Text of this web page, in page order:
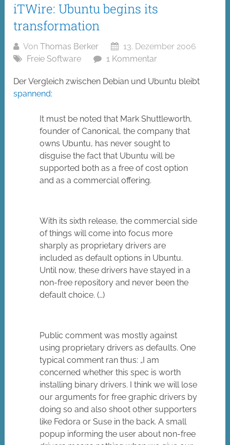
iTWire: Ubuntu begins its
transformation
VonThomas Berker
13. Dezember 2006
Freie Software
1 Kommentar
Der Vergleich zwischen Debian und Ubuntu bleibt
spannend:
It must be noted that Mark Shuttleworth,
founder of Canonical, the company that
owns Ubuntu, has never sought to
disguise the fact that Ubuntu will be
supported both as a free of cost option
and as a commercial offering.
With its sixth release, the commercial side
of things will come into focus more
sharply as proprietary drivers are
included as default options in Ubuntu.
Until now, these drivers have stayed in a
non-free repository and never been the
default choice. (…)
Public comment was mostly against
using proprietary drivers as defaults. One
typical comment ran thus: „I am
concerned whether this spec is worth
installing binary drivers. I think we will lose
our arguments for free graphic drivers by
doing so and also shoot other supporters
like Fedora or Suse in the back. A small
popup informing the user about non-free